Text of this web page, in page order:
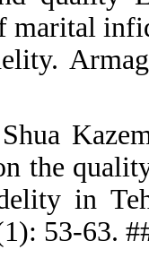
with a
of marital
49.
by marital
Journal